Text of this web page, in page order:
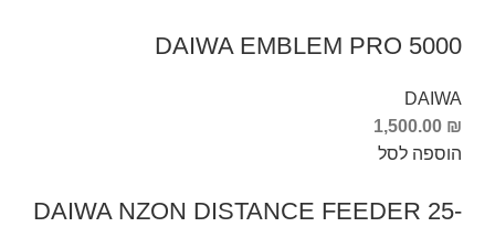
DAIWA EMBLEM PRO 5000
DAIWA
1,500.00 ₪
הוספה לסל
DAIWA NZON DISTANCE FEEDER 25-